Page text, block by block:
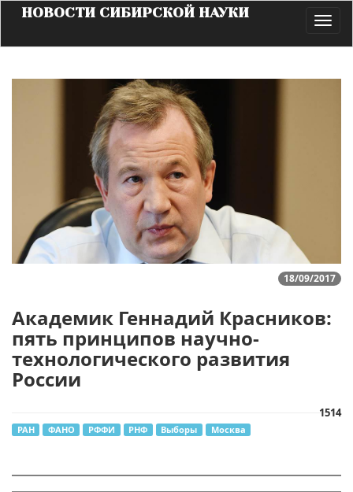
НОВОСТИ СИБИРСКОЙ НАУКИ
18/09/2017
Академик Геннадий Красников:
пять принципов научно-
технологического развития
России
1514
РАН ФАНО РФФИ РНФ Выборы Москва